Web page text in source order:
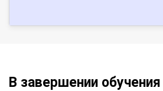
В завершении